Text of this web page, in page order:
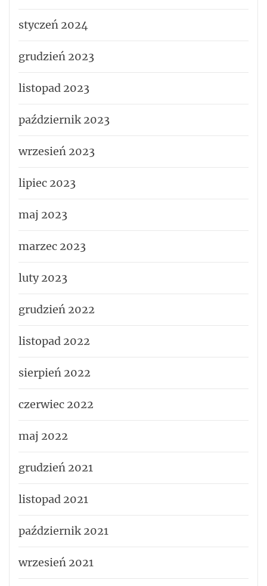
styczeń 2024
grudzień 2023
listopad 2023
październik 2023
wrzesień 2023
lipiec 2023
maj 2023
marzec 2023
luty 2023
grudzień 2022
listopad 2022
sierpień 2022
czerwiec 2022
maj 2022
grudzień 2021
listopad 2021
październik 2021
wrzesień 2021